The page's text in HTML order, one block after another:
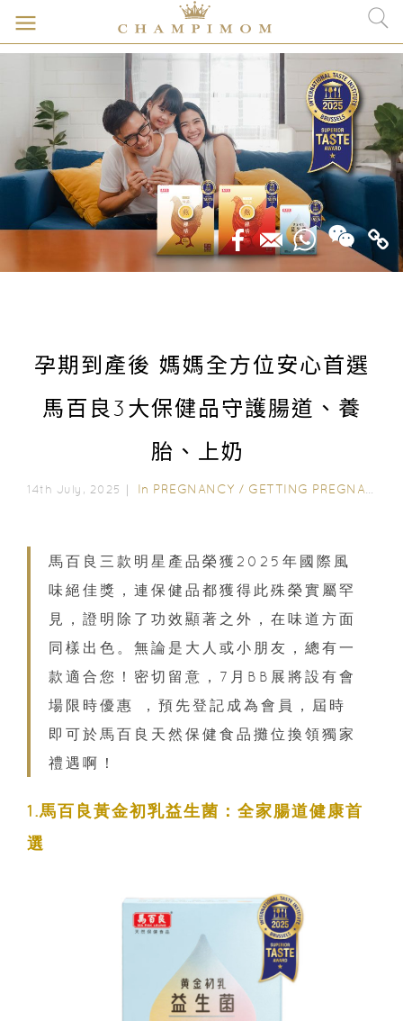
孕期到產後 媽媽全方位安心首選
馬百良3大保健品守護腸道、養
胎、上奶
14th July, 2025｜ In PREGNANCY / GETTING PREGNANT
馬百良三款明星產品榮獲2025年國際風
味絕佳獎，連保健品都獲得此殊榮實屬罕
見，證明除了功效顯著之外，在味道方面
同樣出色。無論是大人或小朋友，總有一
款適合您！密切留意，7月BB展將設有會
場限時優惠 ，預先登記成為會員，屆時
即可於馬百良天然保健食品攤位換領獨家
禮遇啊！
1.馬百良黃金初乳益生菌：全家腸道健康首
選